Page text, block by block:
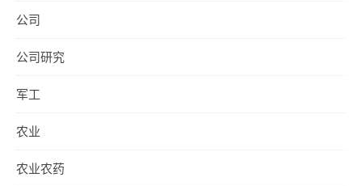
公司
公司研究
军工
农业
农业农药